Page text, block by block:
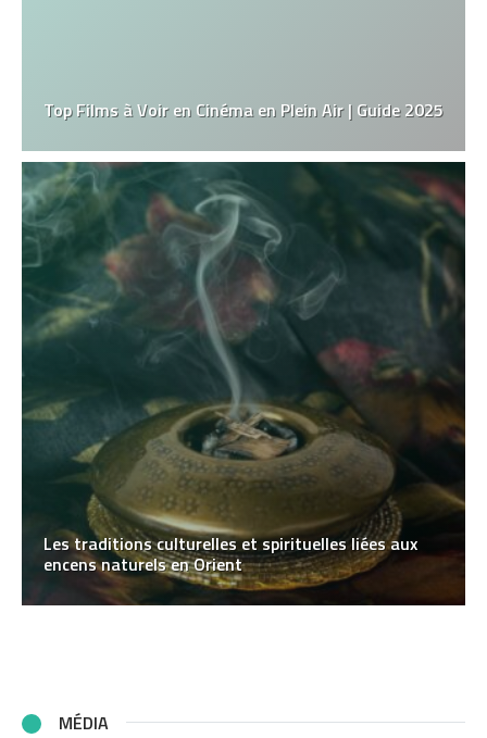
Top Films à Voir en Cinéma en Plein Air | Guide 2025
Les traditions culturelles et spirituelles liées aux
encens naturels en Orient
MÉDIA